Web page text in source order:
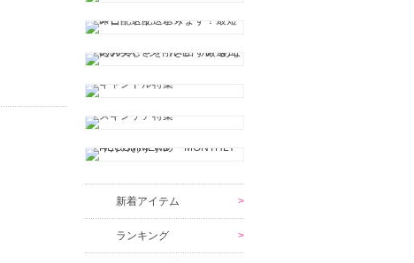
新着アイテム
ランキング